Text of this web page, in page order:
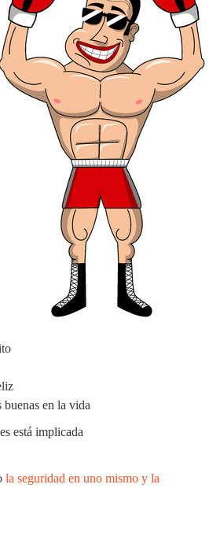
buenas en la vida
está implicada
la seguridad en uno mismo y la